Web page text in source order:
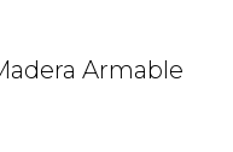
Armable